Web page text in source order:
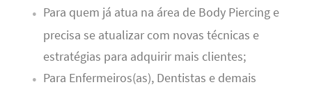
Para quem já atua na área de Body Piercing e
precisa se atualizar com novas técnicas e
estratégias para adquirir mais clientes;
Para Enfermeiros(as), Dentistas e demais